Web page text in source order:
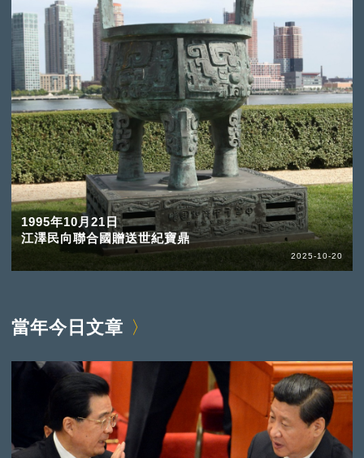
1995年10月21日
江澤民向聯合國贈送世紀寶鼎
2025-10-20
當年今日文章